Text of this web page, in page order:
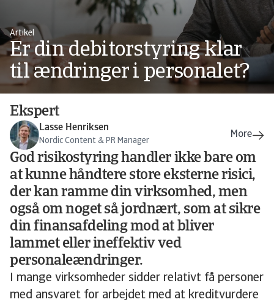
Artikel
Er din debitorstyring klar
til ændringer i personalet?
Ekspert
Lasse Henriksen
Nordic Content & PR Manager
God risikostyring handler ikke bare om
at kunne håndtere store eksterne risici,
der kan ramme din virksomhed, men
også om noget så jordnært, som at sikre
din finansafdeling mod at bliver
lammet eller ineffektiv ved
personaleændringer.
I mange virksomheder sidder relativt få personer
med ansvaret for arbejdet med at kreditvurdere